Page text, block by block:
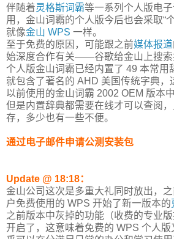
伴随着灵格斯词霸等一系列个人版电
用，金山词霸的个人版今后也会采取“
就像金山 WPS 一样。
至于免费的原因，可能跟之前媒体报道
始深度合作有关——谷歌给金山上搜索
个人版金山词霸已经内置了 49 本常用
就包含了著名的 AHD 美国传统字典，
以前使用的金山词霸 2002 OEM 版本
但是内置辞典都需要在线才可以查阅
存，多少也有一些不便。
通过电子邮件申请公测安装包
Update @ 18:18：
金山公司这次是多重大礼同时放出，
户免费使用的 WPS 开始了新一版本的
之前版本中灰掉的功能（收费的专业
开启了，这意味着免费的 WPS 个人